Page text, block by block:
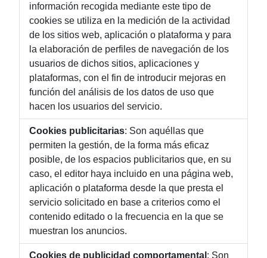
información recogida mediante este tipo de
cookies se utiliza en la medición de la actividad
de los sitios web, aplicación o plataforma y para
la elaboración de perfiles de navegación de los
usuarios de dichos sitios, aplicaciones y
plataformas, con el fin de introducir mejoras en
función del análisis de los datos de uso que
hacen los usuarios del servicio.
Cookies publicitarias: Son aquéllas que
permiten la gestión, de la forma más eficaz
posible, de los espacios publicitarios que, en su
caso, el editor haya incluido en una página web,
aplicación o plataforma desde la que presta el
servicio solicitado en base a criterios como el
contenido editado o la frecuencia en la que se
muestran los anuncios.
Cookies de publicidad comportamental : Son